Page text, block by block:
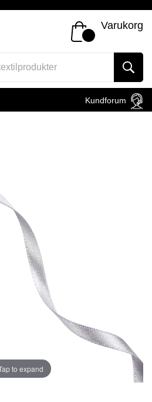
Varukorg
Kundforum
to expand